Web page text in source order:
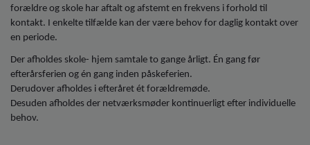
forældre og skole har aftalt og afstemt en frekvens i forhold til
kontakt. I enkelte tilfælde kan der være behov for daglig kontakt over
en periode.
Der afholdes skole- hjem samtale to gange årligt. Én gang før
efterårsferien og én gang inden påskeferien.
Derudover afholdes i efteråret ét forældremøde.
Desuden afholdes der netværksmøder kontinuerligt efter individuelle
behov.